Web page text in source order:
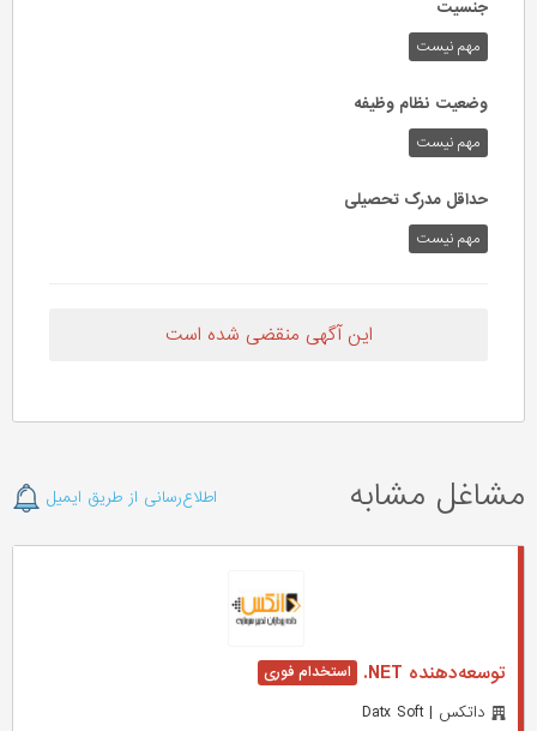
جنسیت
مهم نیست
وضعیت نظام وظیفه
مهم‌ نیست
حداقل مدرک تحصیلی
مهم نیست
این آگهی منقضی شده است
مشاغل مشابه اطلاع‌رسانی از طریق ایمیل
توسعه‌دهنده NET.
داتکس | Datx Soft